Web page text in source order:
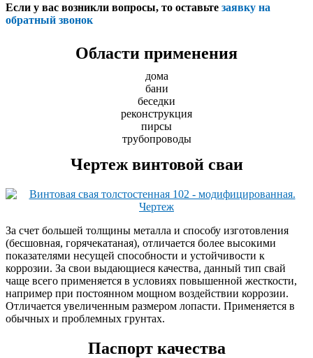
Если у вас возникли вопросы, то оставьте заявку на
обратный звонок
Области применения
дома
бани
беседки
реконструкция
пирсы
трубопроводы
Чертеж винтовой сваи
За счет большей толщины металла и способу изготовления
(бесшовная, горячекатаная), отличается более высокими
показателями несущей способности и устойчивости к
коррозии. За свои выдающиеся качества, данный тип свай
чаще всего применяется в условиях повышенной жесткости,
например при постоянном мощном воздействии коррозии.
Отличается увеличенным размером лопасти. Применяется в
обычных и проблемных грунтах.
Паспорт качества